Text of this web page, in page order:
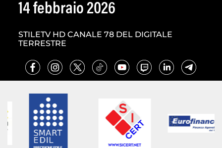
14 febbraio 2026
STILETV HD CANALE 78 DEL DIGITALE
TERRESTRE